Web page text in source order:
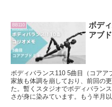
BB110
ボデ
アブ
ボディバランス110 5曲目（コアア
家族も体調を崩しており、前回の
た。暫くスタジオでボディバラン
さが身に染みています。もう半月以